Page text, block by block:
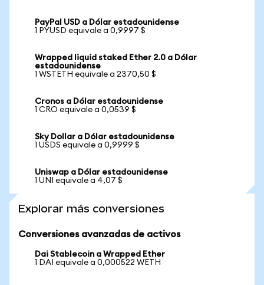
PayPal USD a Dólar estadounidense
1 PYUSD equivale a 0,9997 $
Wrapped liquid staked Ether 2.0 a Dólar
estadounidense
1 WSTETH equivale a 2370,50 $
Cronos a Dólar estadounidense
1 CRO equivale a 0,0539 $
Sky Dollar a Dólar estadounidense
1 USDS equivale a 0,9999 $
Uniswap a Dólar estadounidense
1 UNI equivale a 4,07 $
Explorar más conversiones
Conversiones avanzadas de activos
Dai Stablecoin a Wrapped Ether
1 DAI equivale a 0,000522 WETH